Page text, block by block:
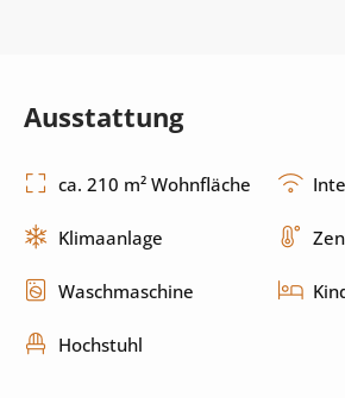
Ausstattung
ca. 210 m² Wohnfläche
Klimaanlage
Waschmaschine
Hochstuhl